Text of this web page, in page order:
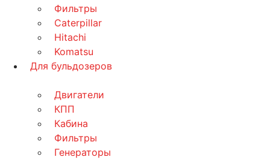
Фильтры
Caterpillar
Hitachi
Komatsu
Для бульдозеров
Двигатели
КПП
Кабина
Фильтры
Генераторы